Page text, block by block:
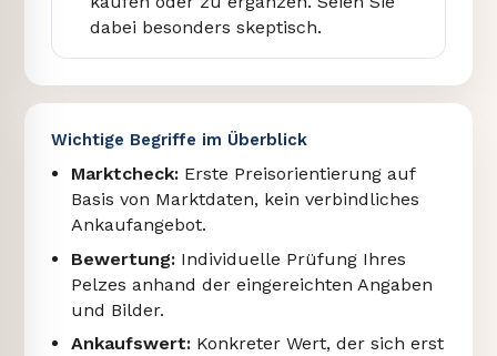
dabei besonders skeptisch.
Wichtige Begriffe im Überblick
Marktcheck: Erste Preisorientierung auf
Basis von Marktdaten, kein verbindliches
Ankaufangebot.
Bewertung: Individuelle Prüfung Ihres
Pelzes anhand der eingereichten Angaben
und Bilder.
Ankaufswert: Konkreter Wert, der sich erst